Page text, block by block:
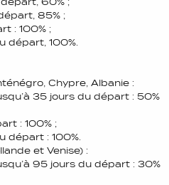
85% ;
: 100% ;
départ, 100%.
Chypre, Albanie :
35 jours du départ : 50%
: 100% ;
départ : 100%.
et Venise) :
95 jours du départ : 30%